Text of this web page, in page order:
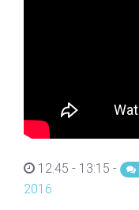
12:45 - 13:15 -
2016